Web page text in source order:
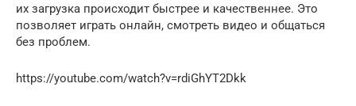
их загрузка происходит быстрее и качественнее. Это
позволяет играть онлайн, смотреть видео и общаться
без проблем.
https://youtube.com/watch?v=rdiGhYT2Dkk